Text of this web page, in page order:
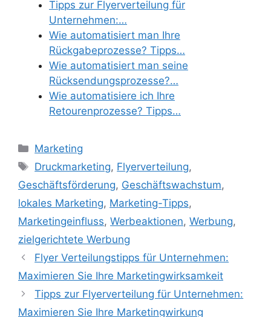
Tipps zur Flyerverteilung für
Unternehmen:…
Wie automatisiert man Ihre
Rückgabeprozesse? Tipps…
Wie automatisiert man seine
Rücksendungsprozesse?…
Wie automatisiere ich Ihre
Retourenprozesse? Tipps…
Categories
Marketing
Tags
Druckmarketing, Flyerverteilung,
Geschäftsförderung, Geschäftswachstum,
lokales Marketing, Marketing-Tipps,
Marketingeinfluss, Werbeaktionen, Werbung,
zielgerichtete Werbung
Flyer Verteilungstipps für Unternehmen:
Maximieren Sie Ihre Marketingwirksamkeit
Tipps zur Flyerverteilung für Unternehmen:
Maximieren Sie Ihre Marketingwirkung